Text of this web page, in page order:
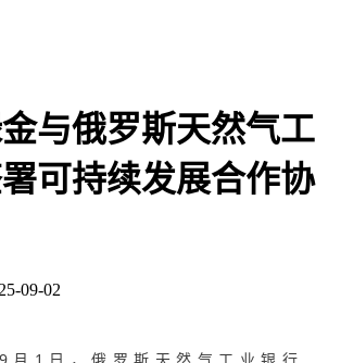
与俄罗斯天然气工
可持续发展合作协
09-02